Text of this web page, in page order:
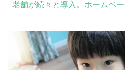
老舗が続々と導入。ホームペ